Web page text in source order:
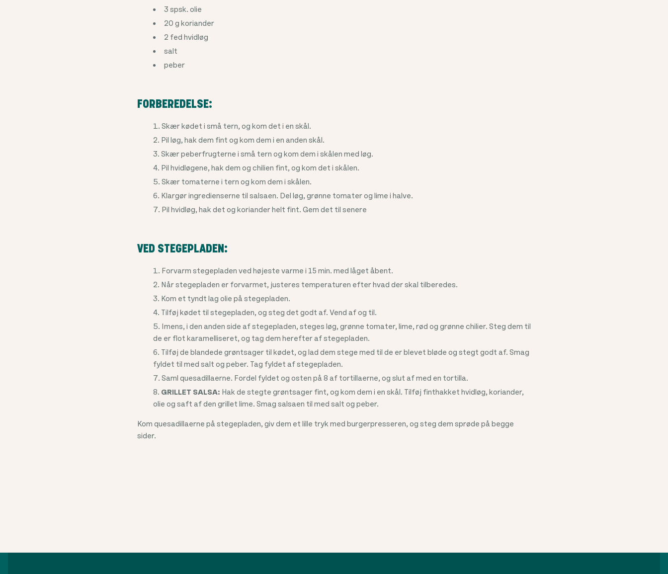
3 spsk. olie
20 g koriander
2 fed hvidløg
salt
peber
FORBEREDELSE:
Skær kødet i små tern, og kom det i en skål.
Pil løg, hak dem fint og kom dem i en anden skål.
Skær peberfrugterne i små tern og kom dem i skålen med løg.
Pil hvidløgene, hak dem og chilien fint, og kom det i skålen.
Skær tomaterne i tern og kom dem i skålen.
Klargør ingredienserne til salsaen. Del løg, grønne tomater og lime i halve.
Pil hvidløg, hak det og koriander helt fint. Gem det til senere
VED STEGEPLADEN:
Forvarm stegepladen ved højeste varme i 15 min. med låget åbent.
Når stegepladen er forvarmet, justeres temperaturen efter hvad der skal tilberedes.
Kom et tyndt lag olie på stegepladen.
Tilføj kødet til stegepladen, og steg det godt af. Vend af og til.
Imens, i den anden side af stegepladen, steges løg, grønne tomater, lime, rød og grønne chilier. Steg dem til
de er flot karamelliseret, og tag dem herefter af stegepladen.
Tilføj de blandede grøntsager til kødet, og lad dem stege med til de er blevet bløde og stegt godt af. Smag
fyldet til med salt og peber. Tag fyldet af stegepladen.
Saml quesadillaerne. Fordel fyldet og osten på 8 af tortillaerne, og slut af med en tortilla.
GRILLET SALSA: Hak de stegte grøntsager fint, og kom dem i en skål. Tilføj finthakket hvidløg, koriander,
olie og saft af den grillet lime. Smag salsaen til med salt og peber.
Kom quesadillaerne på stegepladen, giv dem et lille tryk med burgerpresseren, og steg dem sprøde på begge
sider.